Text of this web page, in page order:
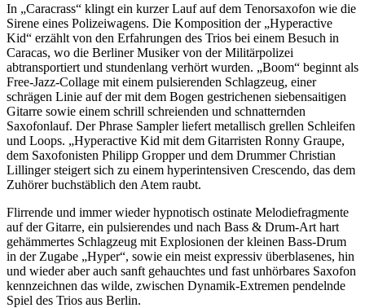
In „Caracrass“ klingt ein kurzer Lauf auf dem Tenorsaxofon wie die
Sirene eines Polizeiwagens. Die Komposition der „Hyperactive
Kid“ erzählt von den Erfahrungen des Trios bei einem Besuch in
Caracas, wo die Berliner Musiker von der Militärpolizei
abtransportiert und stundenlang verhört wurden. „Boom“ beginnt als
Free-Jazz-Collage mit einem pulsierenden Schlagzeug, einer
schrägen Linie auf der mit dem Bogen gestrichenen siebensaitigen
Gitarre sowie einem schrill schreienden und schnatternden
Saxofonlauf. Der Phrase Sampler liefert metallisch grellen Schleifen
und Loops. „Hyperactive Kid mit dem Gitarristen Ronny Graupe,
dem Saxofonisten Philipp Gropper und dem Drummer Christian
Lillinger steigert sich zu einem hyperintensiven Crescendo, das dem
Zuhörer buchstäblich den Atem raubt.
Flirrende und immer wieder hypnotisch ostinate Melodiefragmente
auf der Gitarre, ein pulsierendes und nach Bass & Drum-Art hart
gehämmertes Schlagzeug mit Explosionen der kleinen Bass-Drum
in der Zugabe „Hyper“, sowie ein meist expressiv überblasenes, hin
und wieder aber auch sanft gehauchtes und fast unhörbares Saxofon
kennzeichnen das wilde, zwischen Dynamik-Extremen pendelnde
Spiel des Trios aus Berlin.